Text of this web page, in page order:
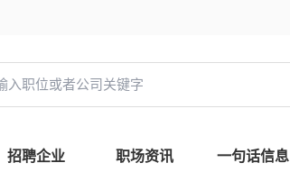
招聘企业 职场资讯 一句话信息